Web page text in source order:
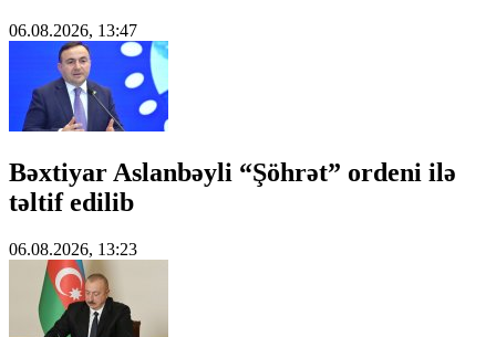
06.08.2026, 13:47
Bəxtiyar Aslanbəyli “Şöhrət” ordeni ilə
təltif edilib
06.08.2026, 13:23